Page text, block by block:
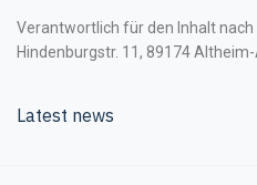
Verantwortlich für den Inhalt nach
Hindenburgstr. 11, 89174
Latest news